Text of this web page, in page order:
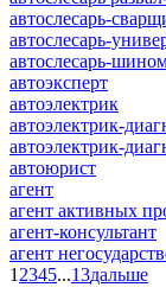
автослесарь-
автослесарь-
автослесарь-
автоэксперт
автоэлектрик
автоэлектрик-
автоэлектрик-
автоюрист
агент
агент активных
агент-консультант
агент
1 2345...13дальше